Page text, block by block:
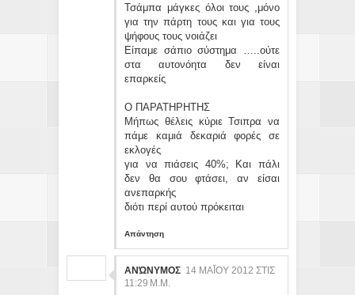
Τσάμπα μάγκες όλοι τους ,μόνο
για την πάρτη τους και για τους
ψήφους τους νοιάζει
Είπαμε σάπιο σύστημα …..ούτε
στα αυτονόητα δεν είναι
επαρκείς
Ο ΠΑΡΑΤΗΡΗΤΗΣ
Μήπως θέλεις κύριε Τσιπρα να
πάμε καμιά δεκαριά φορές σε
εκλογές
για να πιάσεις 40%; Και πάλι
δεν θα σου φτάσει, αν είσαι
ανεπαρκής
διότι περί αυτού πρόκειται
Απάντηση
ΑΝΏΝΥΜΟΣ 14 ΜΑΪ́ΟΥ 2012 ΣΤΙΣ 11
:29 Μ.Μ.